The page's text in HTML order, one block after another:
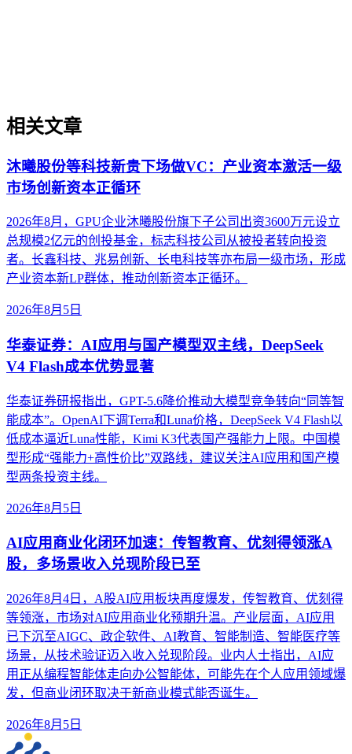
相关文章
沐曦股份等科技新贵下场做VC：产业资本激活一级
市场创新资本正循环
2026年8月，GPU企业沐曦股份旗下子公司出资3600万元设立
总规模2亿元的创投基金，标志科技公司从被投者转向投资
者。长鑫科技、兆易创新、长电科技等亦布局一级市场，形成
产业资本新LP群体，推动创新资本正循环。
2026年8月5日
华泰证券：AI应用与国产模型双主线，DeepSeek
V4 Flash成本优势显著
华泰证券研报指出，GPT-5.6降价推动大模型竞争转向“同等智
能成本”。OpenAI下调Terra和Luna价格，DeepSeek V4 Flash以
低成本逼近Luna性能，Kimi K3代表国产强能力上限。中国模
型形成“强能力+高性价比”双路线，建议关注AI应用和国产模
型两条投资主线。
2026年8月5日
AI应用商业化闭环加速：传智教育、优刻得领涨A
股，多场景收入兑现阶段已至
2026年8月4日，A股AI应用板块再度爆发，传智教育、优刻得
等领涨，市场对AI应用商业化预期升温。产业层面，AI应用
已下沉至AIGC、政企软件、AI教育、智能制造、智能医疗等
场景，从技术验证迈入收入兑现阶段。业内人士指出，AI应
用正从编程智能体走向办公智能体，可能先在个人应用领域爆
发，但商业闭环取决于新商业模式能否诞生。
2026年8月5日